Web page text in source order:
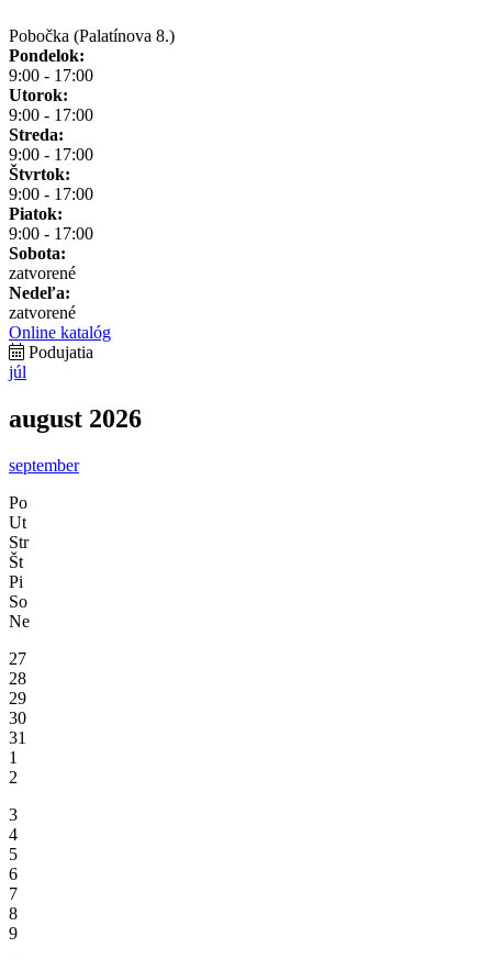
Pobočka (Palatínova 8.)
Pondelok:
9:00 - 17:00
Utorok:
9:00 - 17:00
Streda:
9:00 - 17:00
Štvrtok:
9:00 - 17:00
Piatok:
9:00 - 17:00
Sobota:
zatvorené
Nedeľa:
zatvorené
Online katalóg
Podujatia
júl
august 2026
september
Po
Ut
Str
Št
Pi
So
Ne
27
28
29
30
31
1
2
3
4
5
6
7
8
9